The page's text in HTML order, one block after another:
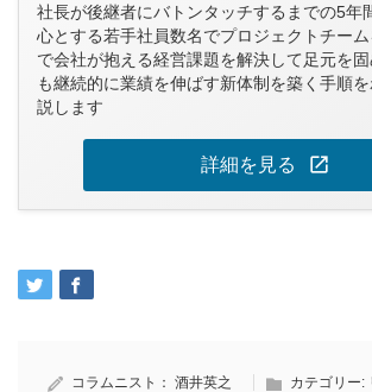
社長が後継者にバトンタッチするまでの5年
心とする若手社員数名でプロジェクトチー
で会社が抱える経営課題を解決して足元を
も継続的に業績を伸ばす新体制を築く手順
説します
詳細を見る open_in_new
コラムニスト： 酒井英之 カテゴリー: